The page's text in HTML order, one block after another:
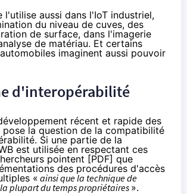
l'utilise aussi dans l'IoT industriel,
du niveau de cuves, des
de surface, dans l'imagerie
de matériau. Et certains
imaginent aussi pouvoir
d'interopérabilité
récent et rapide des
pose la question de la compatibilité
Si une partie de la
est utilisée en respectant ces
pointent [PDF] que
des procédures d'accès
« ainsi que la technique de
plupart du temps propriétaires ».